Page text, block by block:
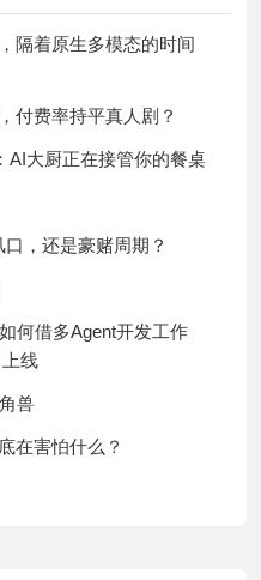
体活检技术
才“蓄水”的接力
后的青少年成长之思
动行业交流研讨举办
追踪远端转移“生根”过
UrsulaRöthlisberger教
究问题必须自己提
“火烧”，电针焕“新生”
&东北林大窦烁等：安
隔着原生多模态的时间
付费率持平真人剧？
AI大厨正在接管你的餐桌
，还是豪赌周期？
何借多Agent开发工作
线
兽
在害怕什么？